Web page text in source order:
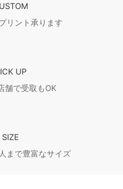
リント承ります
UP
舗で受取もOK
SIZE
まで豊富なサイズ